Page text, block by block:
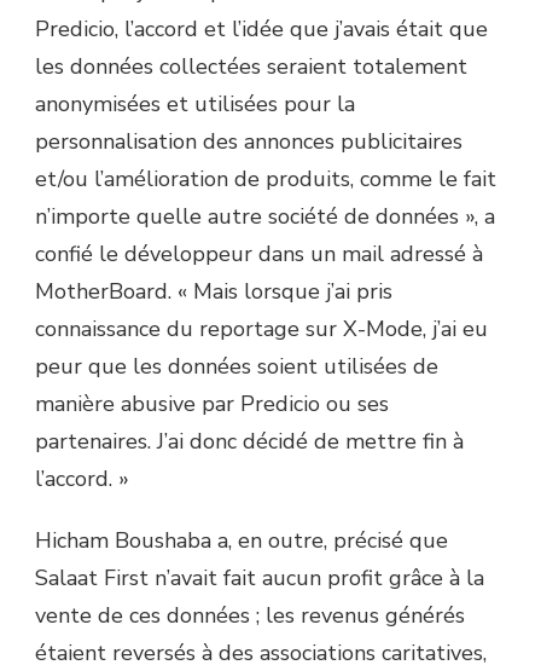
Predicio, l’accord et l’idée que j’avais était que
les données collectées seraient totalement
anonymisées et utilisées pour la
personnalisation des annonces publicitaires
et/ou l’amélioration de produits, comme le fait
n’importe quelle autre société de données », a
confié le développeur dans un mail adressé à
MotherBoard. « Mais lorsque j’ai pris
connaissance du reportage sur X-Mode, j’ai eu
peur que les données soient utilisées de
manière abusive par Predicio ou ses
partenaires. J’ai donc décidé de mettre fin à
l’accord. »
Hicham Boushaba a, en outre, précisé que
Salaat First n’avait fait aucun profit grâce à la
vente de ces données ; les revenus générés
étaient reversés à des associations caritatives,